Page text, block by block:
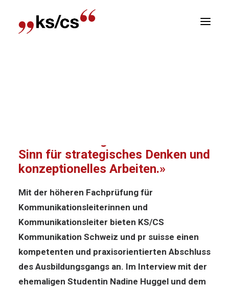
Sinn für strategisches Denken und
konzeptionelles Arbeiten.»
Mit der höheren Fachprüfung für
Kommunikationsleiterinnen und
Kommunikationsleiter bieten KS/CS
Kommunikation Schweiz und pr suisse einen
kompetenten und praxisorientierten Abschluss
des Ausbildungsgangs an. Im Interview mit der
ehemaligen Studentin Nadine Huggel und dem